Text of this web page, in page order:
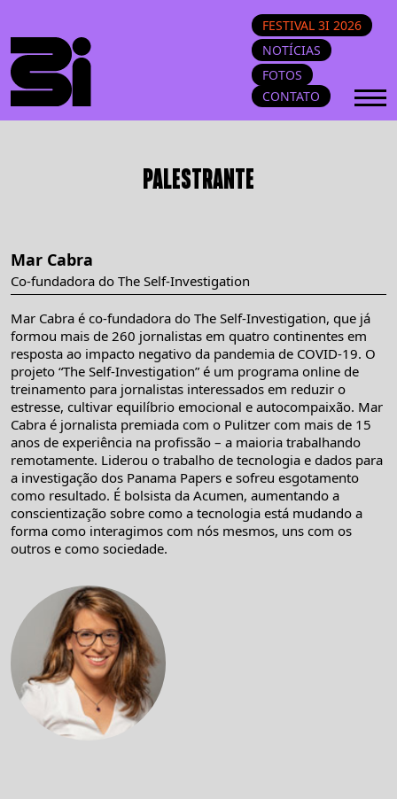
FESTIVAL 3I 2026
NOTÍCIAS
FOTOS
CONTATO
PALESTRANTE
Mar Cabra
Co-fundadora do The Self-Investigation
Mar Cabra é co-fundadora do The Self-Investigation, que já
formou mais de 260 jornalistas em quatro continentes em
resposta ao impacto negativo da pandemia de COVID-19. O
projeto “The Self-Investigation” é um programa online de
treinamento para jornalistas interessados em reduzir o
estresse, cultivar equilíbrio emocional e autocompaixão. Mar
Cabra é jornalista premiada com o Pulitzer com mais de 15
anos de experiência na profissão – a maioria trabalhando
remotamente. Liderou o trabalho de tecnologia e dados para
a investigação dos Panama Papers e sofreu esgotamento
como resultado. É bolsista da Acumen, aumentando a
conscientização sobre como a tecnologia está mudando a
forma como interagimos com nós mesmos, uns com os
outros e como sociedade.